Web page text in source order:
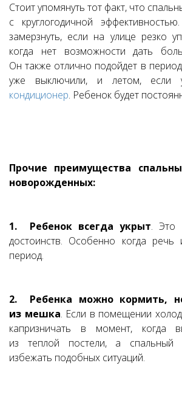
Стоит упомянуть тот факт, что
с круглогодичной
замерзнуть, если на улице резко
когда нет возможности дать
Он также отлично подойдет в
уже выключили, и летом, если
кондиционер. Ребенок будет
Прочие преимущества
новорожденных:
1. Ребенок всегда укрыт. Это
достоинств. Особенно когда речь
период.
2. Ребенка можно кормить,
из мешка. Если в помещении
капризничать в момент, когда
из теплой постели, а
избежать подобных ситуаций.